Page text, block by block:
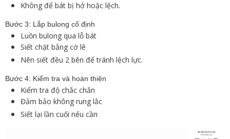
Không để bát bị hở hoặc lệch.
Bước 3: Lắp bulong cố định
Luồn bulong qua lỗ bát
Siết chặt bằng cờ lê
Nên siết đều 2 bên để tránh lệch lực.
Bước 4: Kiểm tra và hoàn thiện
Kiểm tra độ chắc chắn
Đảm bảo không rung lắc
Siết lại lần cuối nếu cần